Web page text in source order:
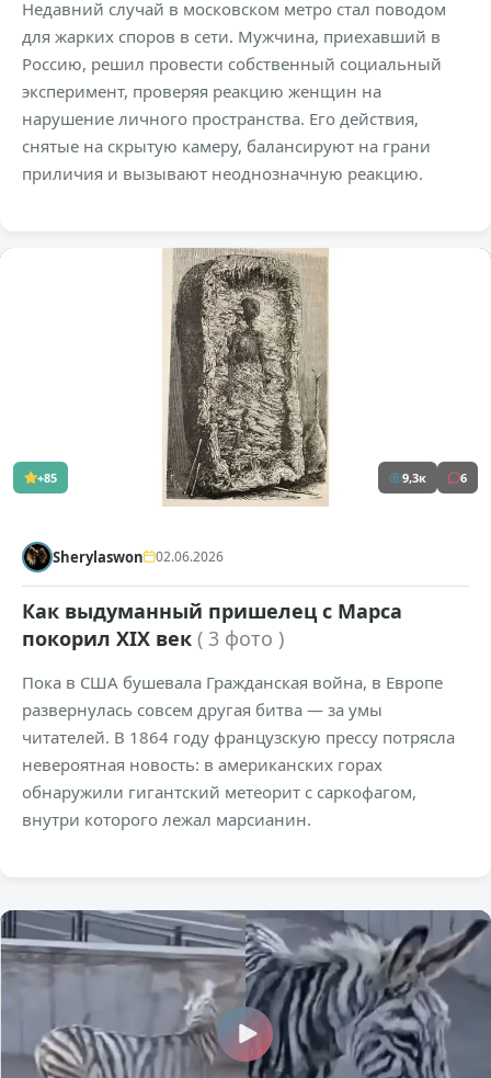
Недавний случай в московском метро стал поводом
для жарких споров в сети. Мужчина, приехавший в
Россию, решил провести собственный социальный
эксперимент, проверяя реакцию женщин на
нарушение личного пространства. Его действия,
снятые на скрытую камеру, балансируют на грани
приличия и вызывают неоднозначную реакцию.
+85 9,3к 6
Sherylaswon 02.06.2026
Как выдуманный пришелец с Марса
покорил XIX век ( 3 фото )
Пока в США бушевала Гражданская война, в Европе
развернулась совсем другая битва — за умы
читателей. В 1864 году французскую прессу потрясла
невероятная новость: в американских горах
обнаружили гигантский метеорит с саркофагом,
внутри которого лежал марсианин.